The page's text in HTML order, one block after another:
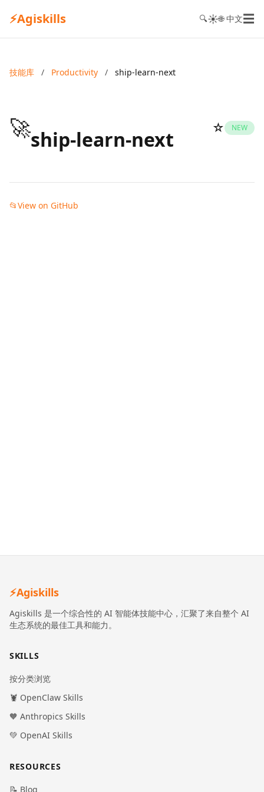
⚡Agiskills 🔍☀️🌐 中文☰
技能库 / Productivity / ship-learn-next
🚀ship-learn-next ☆ NEW
📂View on GitHub
⚡Agiskills
Agiskills 是一个综合性的 AI 智能体技能中心，汇聚了来自整个 AI
生态系统的最佳工具和能力。
SKILLS
按分类浏览
🦞 OpenClaw Skills
🧡 Anthropics Skills
💚 OpenAI Skills
RESOURCES
📝 Blog